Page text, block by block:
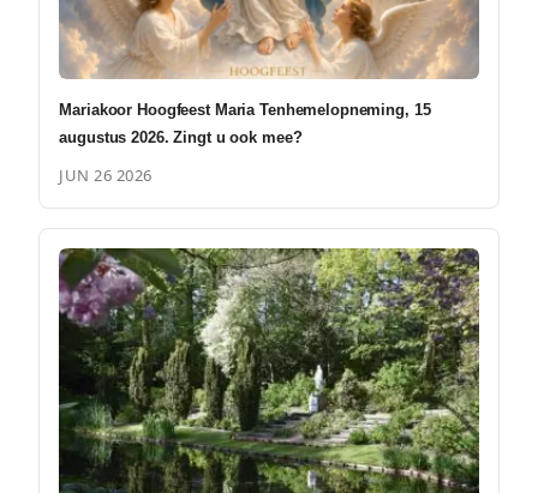
Mariakoor Hoogfeest Maria Tenhemelopneming, 15
augustus 2026. Zingt u ook mee?
JUN 26 2026